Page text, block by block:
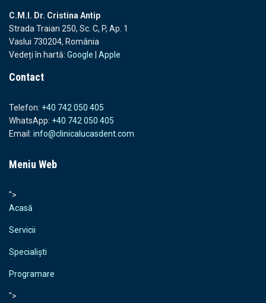
C.M.I. Dr. Cristina Antip
Strada Traian 250, Sc. C, P, Ap. 1
Vaslui 730204, România
Vedeți în hartă: Google | Apple
Contact
Telefon: +40 742 050 405
WhatsApp: +40 742 050 405
Email: info@clinicalucasdent.com
Meniu Web
">
Acasă
Servicii
Specialiști
Programare
">